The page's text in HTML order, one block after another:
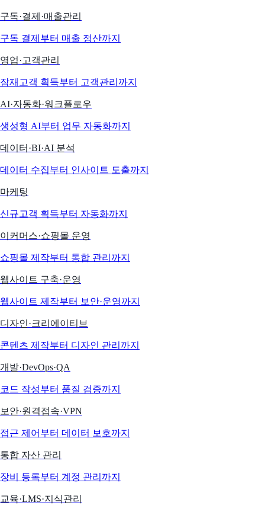
구독·결제·매출관리
구독 결제부터 매출 정산까지
영업·고객관리
잠재고객 획득부터 고객관리까지
AI·자동화·워크플로우
생성형 AI부터 업무 자동화까지
데이터·BI·AI 분석
데이터 수집부터 인사이트 도출까지
마케팅
신규고객 획득부터 자동화까지
이커머스·쇼핑몰 운영
쇼핑몰 제작부터 통합 관리까지
웹사이트 구축·운영
웹사이트 제작부터 보안·운영까지
디자인·크리에이티브
콘텐츠 제작부터 디자인 관리까지
개발·DevOps·QA
코드 작성부터 품질 검증까지
보안·원격접속·VPN
접근 제어부터 데이터 보호까지
통합 자산 관리
장비 등록부터 계정 관리까지
교육·LMS·지식관리